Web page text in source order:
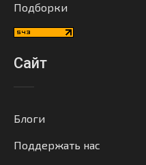
Подборки
Сайт
Блоги
Поддержать нас